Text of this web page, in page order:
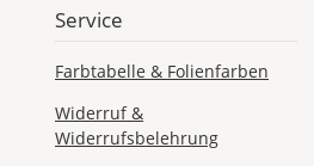
Service
Farbtabelle & Folienfarben
Widerruf &
Widerrufsbelehrung